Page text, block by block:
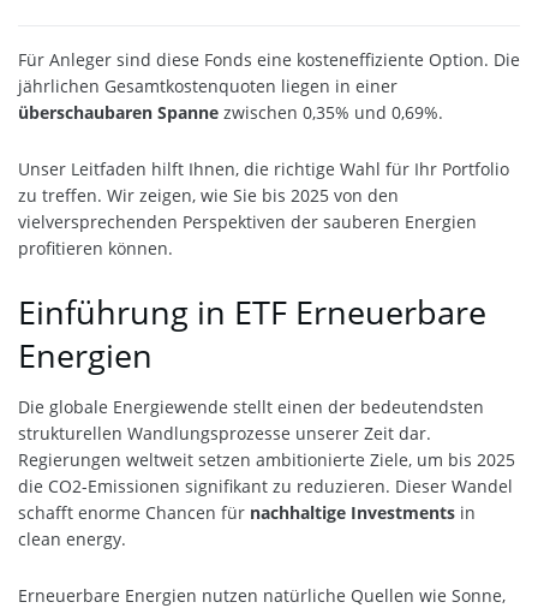
Für Anleger sind diese Fonds eine kosteneffiziente Option. Die
jährlichen Gesamtkostenquoten liegen in einer
überschaubaren Spanne zwischen 0,35% und 0,69%.
Unser Leitfaden hilft Ihnen, die richtige Wahl für Ihr Portfolio
zu treffen. Wir zeigen, wie Sie bis 2025 von den
vielversprechenden Perspektiven der sauberen Energien
profitieren können.
Einführung in ETF Erneuerbare
Energien
Die globale Energiewende stellt einen der bedeutendsten
strukturellen Wandlungsprozesse unserer Zeit dar.
Regierungen weltweit setzen ambitionierte Ziele, um bis 2025
die CO2-Emissionen signifikant zu reduzieren. Dieser Wandel
schafft enorme Chancen für nachhaltige Investments in
clean energy.
Erneuerbare Energien nutzen natürliche Quellen wie Sonne,